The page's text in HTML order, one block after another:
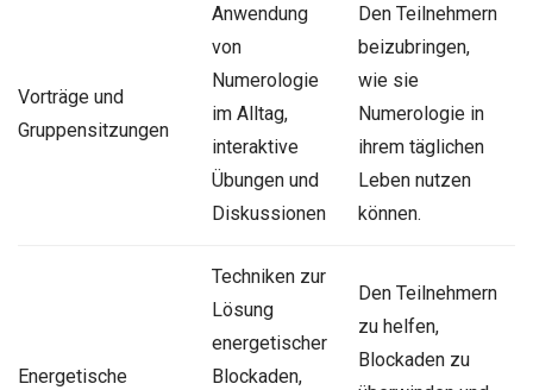
Vorträge und
Gruppensitzungen
Anwendung
von
Numerologie
im Alltag,
interaktive
Übungen und
Diskussionen
Den Teilnehmern
beizubringen,
wie sie
Numerologie in
ihrem täglichen
Leben nutzen
können.
Energetische
Techniken zur
Lösung
energetischer
Blockaden,
Den Teilnehmern
zu helfen,
Blockaden zu